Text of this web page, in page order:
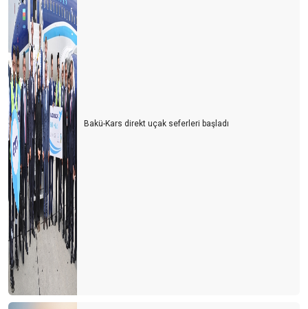
Bakü-Kars direkt uçak seferleri başladı